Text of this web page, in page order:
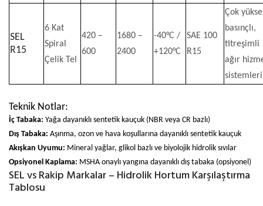
SEL
R15
6 Kat
Spiral
Çelik Tel
420 –
600
1680 –
2400
-40°C /
+120°C
SAE 100
R15
Çok
basınçlı,
titreşimli
ağır
sistemleri
Teknik Notlar:
İç Tabaka: Yağa dayanıklı sentetik kauçuk (NBR veya CR bazlı)
Dış Tabaka: Aşınma, ozon ve hava koşullarına dayanıklı sentetik kauçuk
Akışkan Uyumu: Mineral yağlar, glikol bazlı ve biyolojik hidrolik sıvılar
Opsiyonel Kaplama: MSHA onaylı yangına dayanıklı dış tabaka (opsiyonel)
SEL vs Rakip Markalar – Hidrolik Hortum Karşılaştırma
Tablosu